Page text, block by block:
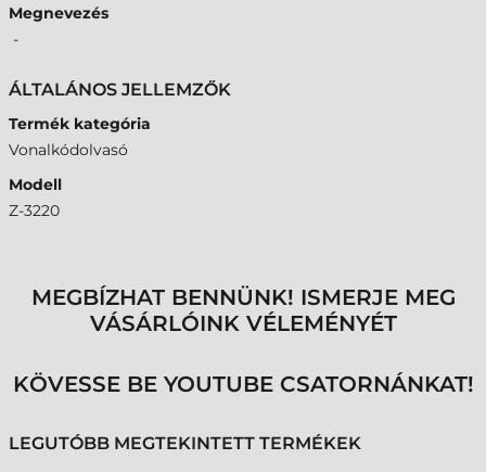
Megnevezés
-
ÁLTALÁNOS JELLEMZŐK
Termék kategória
Vonalkódolvasó
Modell
Z-3220
MEGBÍZHAT BENNÜNK! ISMERJE MEG
VÁSÁRLÓINK VÉLEMÉNYÉT
KÖVESSE BE YOUTUBE CSATORNÁNKAT!
LEGUTÓBB MEGTEKINTETT TERMÉKEK